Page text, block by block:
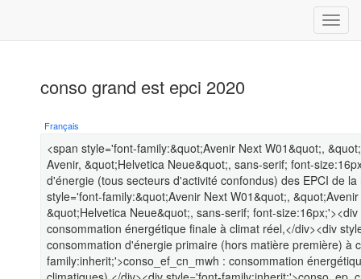
conso grand est epci 2020
Français
<span style='font-family:&quot;Avenir Next W01&quot;,
Avenir, &quot;Helvetica Neue&quot;, sans-serif; font-
d'énergie (tous secteurs d'activité confondus) des EPCI de
style='font-family:&quot;Avenir Next W01&quot;,
&quot;Helvetica Neue&quot;, sans-serif; font-
consommation énergétique finale à climat réel,</div><div
consommation d'énergie primaire (hors matière première) à
family:inherit;'>conso_ef_cn_mwh : consommation